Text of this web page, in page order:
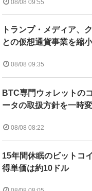
08/08 09:55
トランプ・メディア、
との仮想通貨事業を縮小
08/08 09:35
BTC専門ウォレットの
ータの取扱方針を一時
08/08 08:22
15年間休眠のビットコ
得単価は約10ドル